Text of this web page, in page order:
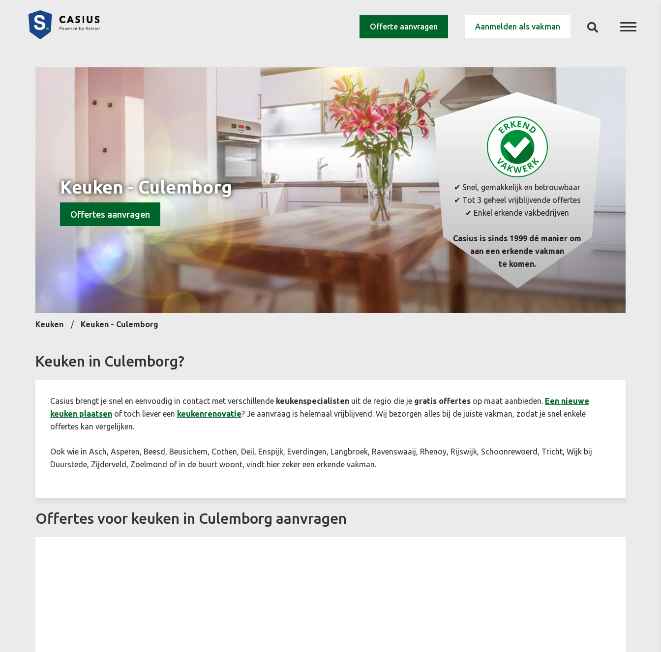
Offerte aanvragen Aanmelden als vakman
Keuken - Culemborg
Offertes aanvragen
✔ Snel, gemakkelijk en betrouwbaar
✔ Tot 3 geheel vrijblijvende offertes
✔ Enkel erkende vakbedrijven
Casius is sinds 1999 dé manier om
aan een erkende vakman
te komen.
Keuken Keuken - Culemborg
Keuken in Culemborg?
Casius brengt je snel en eenvoudig in contact met verschillende keukenspecialisten uit de regio die je gratis offertes op maat aanbieden. Een nieuwe
keuken plaatsen of toch liever een keukenrenovatie? Je aanvraag is helemaal vrijblijvend. Wij bezorgen alles bij de juiste vakman, zodat je snel enkele
offertes kan vergelijken.
Ook wie in Asch, Asperen, Beesd, Beusichem, Cothen, Deil, Enspijk, Everdingen, Langbroek, Ravenswaaij, Rhenoy, Rijswijk, Schoonrewoerd, Tricht, Wijk bij
Duurstede, Zijderveld, Zoelmond of in de buurt woont, vindt hier zeker een erkende vakman.
Offertes voor keuken in Culemborg aanvragen